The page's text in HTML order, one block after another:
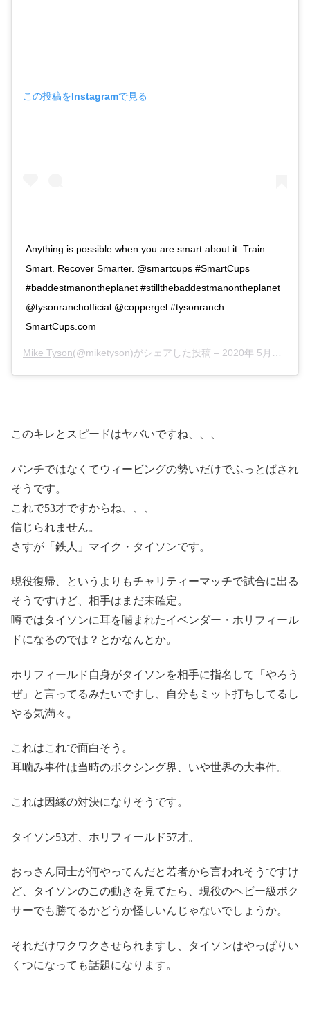
この投稿をInstagramで見る
Anything is possible when you are smart about it. Train
Smart. Recover Smarter. @smartcups #SmartCups
#baddestmanontheplanet #stillthebaddestmanontheplanet
@tysonranchofficial @coppergel #tysonranch
SmartCups.com
Mike Tyson(@miketyson)がシェアした投稿 – 2020年 5月月11日午前10時14分PDT
このキレとスピードはヤバいですね、、、
パンチではなくてウィービングの勢いだけでふっとばされ
そうです。
これで53才ですからね、、、
信じられません。
さすが「鉄人」マイク・タイソンです。
現役復帰、というよりもチャリティーマッチで試合に出る
そうですけど、相手はまだ未確定。
噂ではタイソンに耳を噛まれたイベンダー・ホリフィール
ドになるのでは？とかなんとか。
ホリフィールド自身がタイソンを相手に指名して「やろう
ぜ」と言ってるみたいですし、自分もミット打ちしてるし
やる気満々。
これはこれで面白そう。
耳噛み事件は当時のボクシング界、いや世界の大事件。
これは因縁の対決になりそうです。
タイソン53才、ホリフィールド57才。
おっさん同士が何やってんだと若者から言われそうですけ
ど、タイソンのこの動きを見てたら、現役のヘビー級ボク
サーでも勝てるかどうか怪しいんじゃないでしょうか。
それだけワクワクさせられますし、タイソンはやっぱりい
くつになっても話題になります。